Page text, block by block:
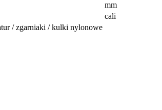
mm
cali
/ zgarniaki / kulki nylonowe